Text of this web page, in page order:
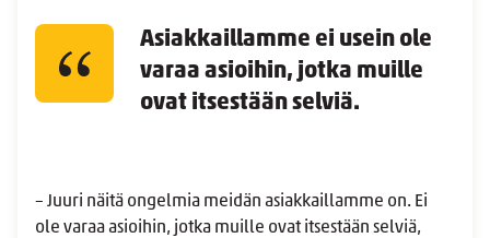
Asiakkaillamme ei usein ole
varaa asioihin, jotka muille
ovat itsestään selviä.
– Juuri näitä ongelmia meidän asiakkaillamme on. Ei
ole varaa asioihin, jotka muille ovat itsestään selviä,